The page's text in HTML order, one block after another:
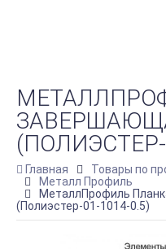
(ПОЛИЭСТЕР-
Главная
Товары по
Металл Профиль
МеталлПрофиль
(Полиэстер-01-1014-0.5)